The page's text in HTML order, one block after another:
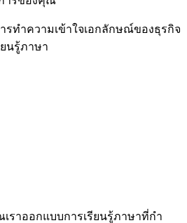
ารทําความเข้าใจเอกลักษณ์ของธุรกิจ
นรู้ภาษา
ราออกแบบการเรียนรู้ภาษาที่กํา